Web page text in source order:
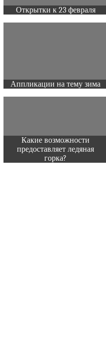
Открытки к 23 февраля
Аппликации на тему зима
Какие возможности
предоставляет ледяная
горка?